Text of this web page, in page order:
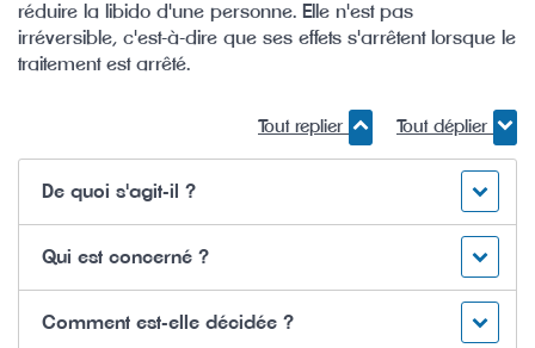
réduire la libido d'une personne. Elle n'est pas
irréversible, c'est-à-dire que ses effets s'arrêtent lorsque le
traitement est arrêté.
Tout replier Tout déplier
De quoi s'agit-il ?
Qui est concerné ?
Comment est-elle décidée ?